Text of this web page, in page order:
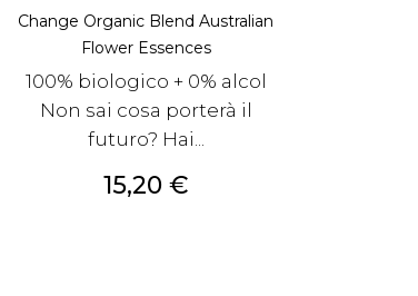
Change Organic Blend Australian
Flower Essences
100% biologico + 0% alcol
Non sai cosa porterà il
futuro? Hai...
Prezzo
15,20 €